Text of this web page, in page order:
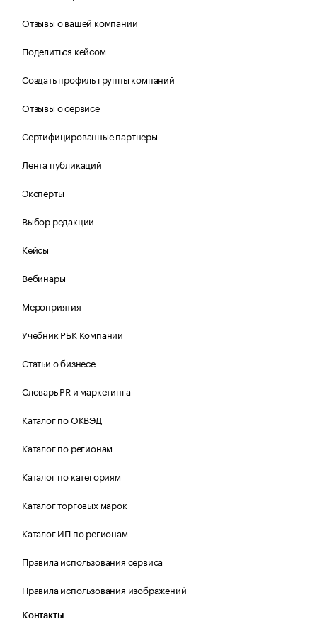
Отзывы о вашей компании
Поделиться кейсом
Создать профиль группы компаний
Отзывы о сервисе
Сертифицированные партнеры
Лента публикаций
Эксперты
Выбор редакции
Кейсы
Вебинары
Мероприятия
Учебник РБК Компании
Статьи о бизнесе
Словарь PR и маркетинга
Каталог по ОКВЭД
Каталог по регионам
Каталог по категориям
Каталог торговых марок
Каталог ИП по регионам
Правила использования сервиса
Правила использования изображений
Контакты